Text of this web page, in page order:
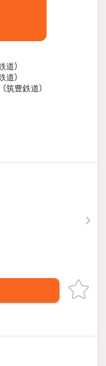
道）
道）
筑豊鉄道）